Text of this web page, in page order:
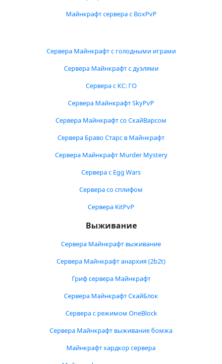
Майнкрафт сервера с BoxPvP
Сервера Майнкрафт с голодными играми
Сервера Майнкрафт с дуэлями
Сервера с КС: ГО
Сервера Майнкрафт SkyPvP
Сервера Майнкрафт со СкайВарсом
Сервера Браво Старс в Майнкрафт
Сервера Майнкрафт Murder Mystery
Сервера с Egg Wars
Сервера со сплифом
Сервера KitPvP
Выживание
Сервера Майнкрафт выживание
Сервера Майнкрафт анархия (2b2t)
Гриф сервера Майнкрафт
Сервера Майнкрафт СкайБлок
Сервера с режимом OneBlock
Сервера Майнкрафт выживание бомжа
Майнкрафт хардкор сервера